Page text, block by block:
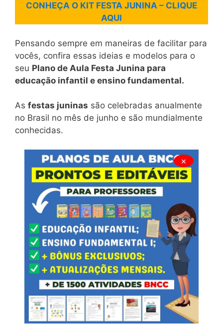
CONHEÇA O KIT FESTA JUNINA – CLIQUE
AQUI
Pensando sempre em maneiras de facilitar para
vocês, confira essas ideias e modelos para o
seu Plano de Aula Festa Junina para
educação infantil e ensino fundamental.
As festas juninas são celebradas anualmente
no Brasil no mês de junho e são mundialmente
conhecidas.
×